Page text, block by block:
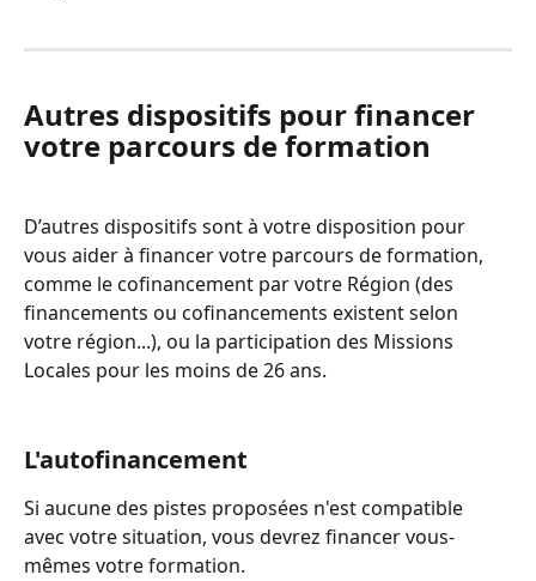
Autres dispositifs pour financer
votre parcours de formation
D’autres dispositifs sont à votre disposition pour
vous aider à financer votre parcours de formation,
comme le cofinancement par votre Région (des
financements ou cofinancements existent selon
votre région...), ou la participation des Missions
Locales pour les moins de 26 ans.
L'autofinancement
Si aucune des pistes proposées n'est compatible
avec votre situation, vous devrez financer vous-
mêmes votre formation.